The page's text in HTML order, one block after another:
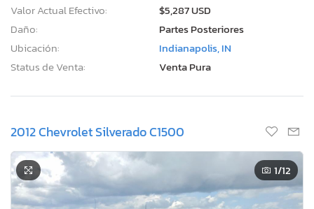
Valor Actual Efectivo:
$5,287 USD
Daño:
Partes Posteriores
Ubicación:
Indianapolis, IN
Status de Venta:
Venta Pura
2012 Chevrolet Silverado C1500
1/12